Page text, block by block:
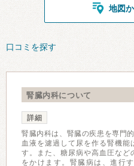
地図
口コミを探す
腎臓内科について
詳細
腎臓内科は、腎臓の疾患を専門
血液を濾過して尿を作る腎機能
す。また、糖尿病や高血圧など
をかけます。腎臓病は、進行